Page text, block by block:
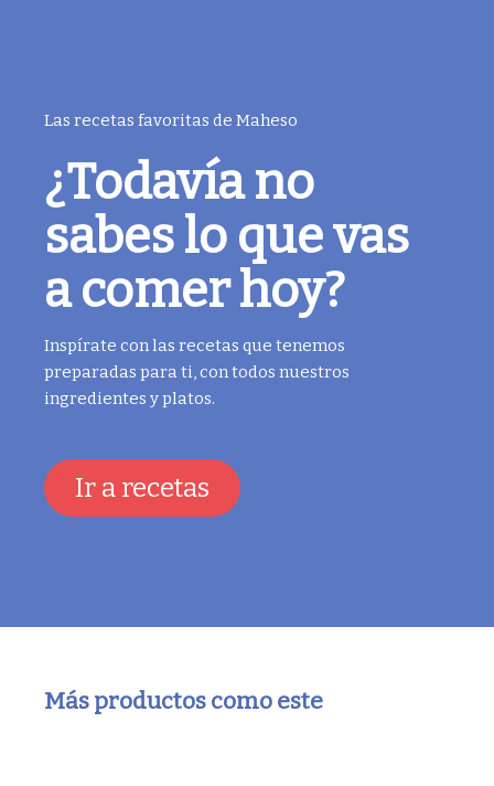
Las recetas favoritas de Maheso
¿Todavía no
sabes lo que vas
a comer hoy?
Inspírate con las recetas que tenemos
preparadas para ti, con todos nuestros
ingredientes y platos.
Ir a recetas
Más productos como este